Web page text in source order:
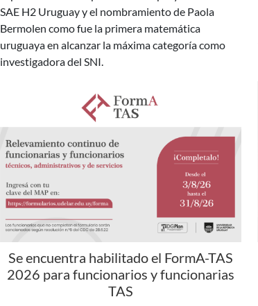
uruguaya en alcanzar la máxima categoría como
investigadora del SNI.
Se encuentra habilitado el FormA-TAS
2026 para funcionarios y funcionarias
TAS
Desde el 3 hasta el 31 de agosto de 2026 estará
habilitado el FormA-TAS, el relevamiento continuo